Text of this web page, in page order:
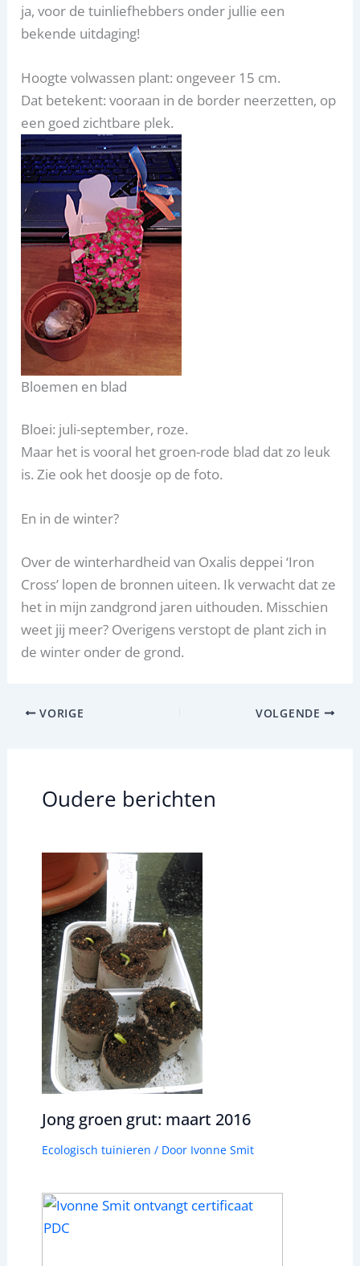
ja, voor de tuinliefhebbers onder jullie een
bekende uitdaging!
Hoogte volwassen plant: ongeveer 15 cm.
Dat betekent: vooraan in de border neerzetten, op
een goed zichtbare plek.
Bloemen en blad
Bloei: juli-september, roze.
Maar het is vooral het groen-rode blad dat zo leuk
is. Zie ook het doosje op de foto.
En in de winter?
Over de winterhardheid van Oxalis deppei ‘Iron
Cross’ lopen de bronnen uiteen. Ik verwacht dat ze
het in mijn zandgrond jaren uithouden. Misschien
weet jij meer? Overigens verstopt de plant zich in
de winter onder de grond.
VORIGE VOLGENDE
Oudere berichten
Jong groen grut: maart 2016
Ecologisch tuinieren / Door Ivonne Smit